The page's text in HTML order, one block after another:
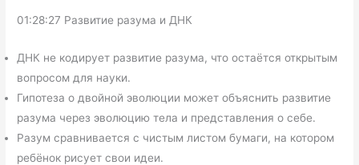
01:28:27 Развитие разума и ДНК
ДНК не кодирует развитие разума, что остаётся открытым
вопросом для науки.
Гипотеза о двойной эволюции может объяснить развитие
разума через эволюцию тела и представления о себе.
Разум сравнивается с чистым листом бумаги, на котором
ребёнок рисует свои идеи.